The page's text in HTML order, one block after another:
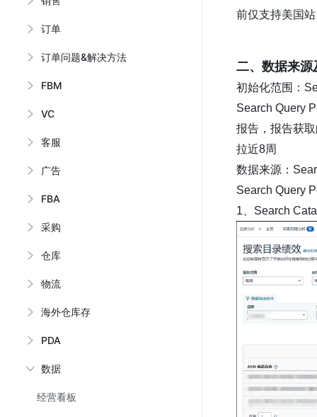
前仅支持美国站
二、数据来源
初始化范围：
Search Query
报告，报告获
拉近8周
数据来源：
Search Query
1、Search
订单
订单问题&解决方法
FBM
VC
客服
广告
FBA
采购
仓库
物流
海外仓库存
PDA
数据
经营看板